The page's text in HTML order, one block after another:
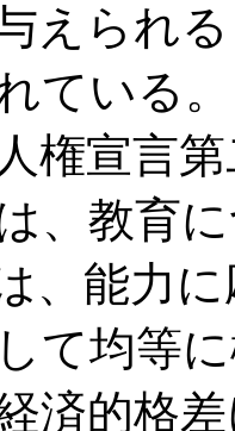
えられ
ている
権宣言
、教育
、能力
て均等
済的格